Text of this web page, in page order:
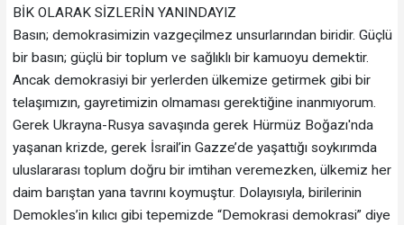
BİK OLARAK SİZLERİN YANINDAYIZ
Basın; demokrasimizin vazgeçilmez unsurlarından biridir. Güçlü
bir basın; güçlü bir toplum ve sağlıklı bir kamuoyu demektir.
Ancak demokrasiyi bir yerlerden ülkemize getirmek gibi bir
telaşımızın, gayretimizin olmaması gerektiğine inanmıyorum.
Gerek Ukrayna-Rusya savaşında gerek Hürmüz Boğazı'nda
yaşanan krizde, gerek İsrail’in Gazze’de yaşattığı soykırımda
uluslararası toplum doğru bir imtihan veremezken, ülkemiz her
daim barıştan yana tavrını koymuştur. Dolayısıyla, birilerinin
Demokles’in kılıcı gibi tepemizde “Demokrasi demokrasi” diye